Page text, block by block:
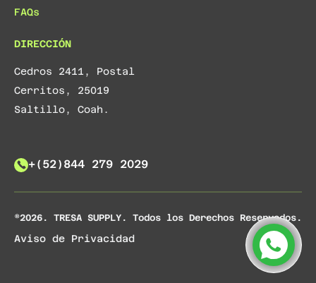
FAQs
DIRECCIÓN
Cedros 2411, Postal
Cerritos, 25019
Saltillo, Coah.
+(52)844 279 2029
®2026. TRESA SUPPLY. Todos los Derechos Reservados.
Aviso de Privacidad